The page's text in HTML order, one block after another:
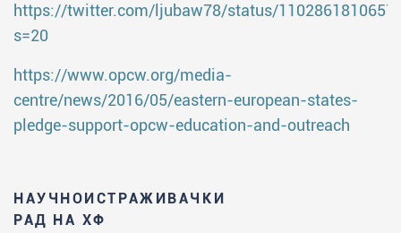
НАУЧНОИСТРАЖИВАЧКИ
РАД НА ХФ
https://twitter.com/ljubaw78/status/
s=20
https://www.opcw.org/media-
centre/news/2016/05/eastern-european-states-
pledge-support-opcw-education-and-outreach